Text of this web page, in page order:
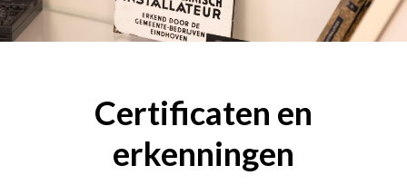
Certificaten en
erkenningen